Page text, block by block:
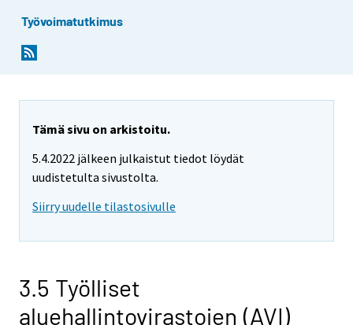
Työvoimatutkimus
Tämä sivu on arkistoitu.
5.4.2022 jälkeen julkaistut tiedot löydät
uudistetulta sivustolta.
Siirry uudelle tilastosivulle
3.5 Työlliset
aluehallintovirastojen (AVI)